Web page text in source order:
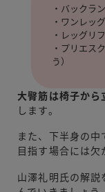
・バックラ
・ワンレッ
・レッグリ
・プリエス
う）
大臀筋は椅子から
します。
また、下半身の
目指す場合には欠
山澤礼明氏の解説